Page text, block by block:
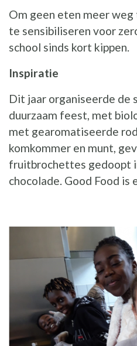
Om geen eten meer
te sensibiliseren voor
school sinds kort kippen.
Inspiratie
Dit jaar organiseerde de
duurzaam feest, met
met gearomatiseerde
komkommer en munt,
fruitbrochettes gedoopt
chocolade. Good Food